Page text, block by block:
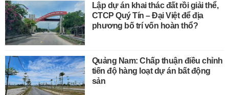
Lập dự án khai thác đất rồi giải thể,
CTCP Quý Tín – Đại Việt để địa
phương bố trí vốn hoàn thổ?
Quảng Nam: Chấp thuận điều chỉnh
tiến độ hàng loạt dự án bất động
sản